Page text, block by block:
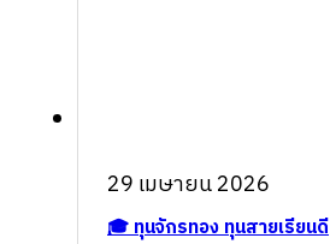
29 เมษายน 2026
🎓 ทุนจักรทอง ทุนสายเรียนดี